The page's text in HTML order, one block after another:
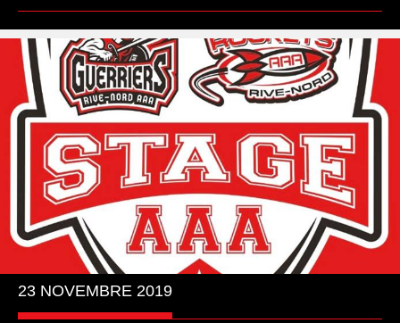
23 NOVEMBRE 2019